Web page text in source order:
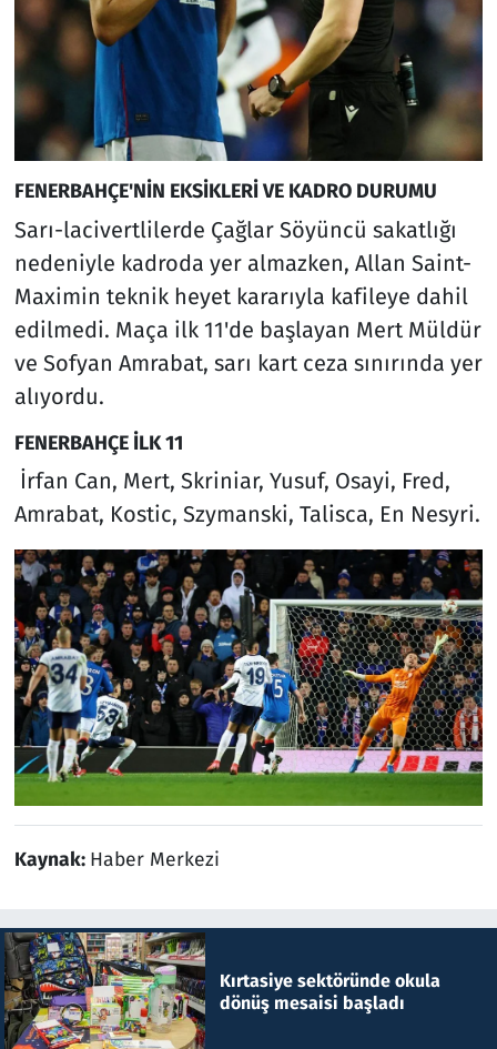
FENERBAHÇE'NİN EKSİKLERİ VE KADRO DURUMU
Sarı-lacivertlilerde Çağlar Söyüncü sakatlığı
nedeniyle kadroda yer almazken, Allan Saint-
Maximin teknik heyet kararıyla kafileye dahil
edilmedi. Maça ilk 11'de başlayan Mert Müldür
ve Sofyan Amrabat, sarı kart ceza sınırında yer
alıyordu.
FENERBAHÇE İLK 11
İrfan Can, Mert, Skriniar, Yusuf, Osayi, Fred,
Amrabat, Kostic, Szymanski, Talisca, En Nesyri.
Kaynak: Haber Merkezi
Kırtasiye sektöründe okula
dönüş mesaisi başladı